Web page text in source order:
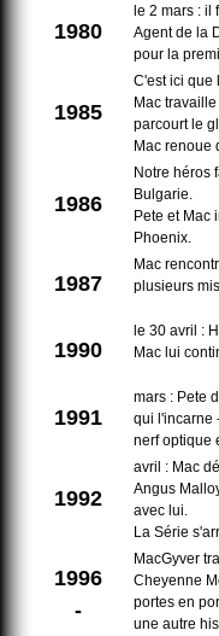
1980
le 2 mars : il
Agent de la
pour la
1985
C'est ici que
Mac
parcourt le
Mac renoue
1986
Notre héros
Bulgarie.
Pete et Mac
Phoenix.
1987
Mac
plusieurs
1990
le 30 avril :
Mac lui
1991
mars : Pete
qui l'incarne
nerf optique
1992
avril : Mac
Angus
avec lui.
La Série
1996
-
MacGyver
Cheyenne
portes en
une autre